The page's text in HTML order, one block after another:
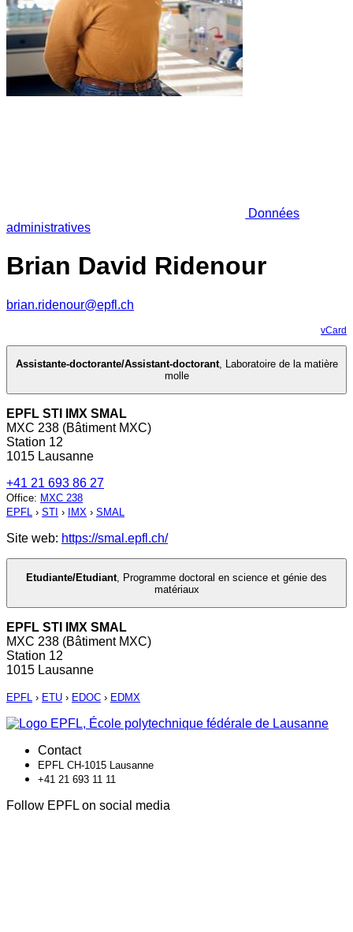
Données
administratives
Brian David Ridenour
brian.ridenour@epfl.ch
vCard
Assistante-doctorante/Assistant-doctorant, Laboratoire de la matière
molle
EPFL STI IMX SMAL
MXC 238 (Bâtiment MXC)
Station 12
1015 Lausanne
+41 21 693 86 27
Office: MXC 238
EPFL › STI › IMX › SMAL
Site web: https://smal.epfl.ch/
Etudiante/Etudiant Programme doctoral en science et génie des
matériaux
EPFL STI IMX SMAL
MXC 238 (Bâtiment MXC)
Station 12
1015 Lausanne
EPFL › ETU › EDOC › EDMX
Contact
EPFL CH-1015 Lausanne
+41 21 693 11 11
Follow EPFL on social media